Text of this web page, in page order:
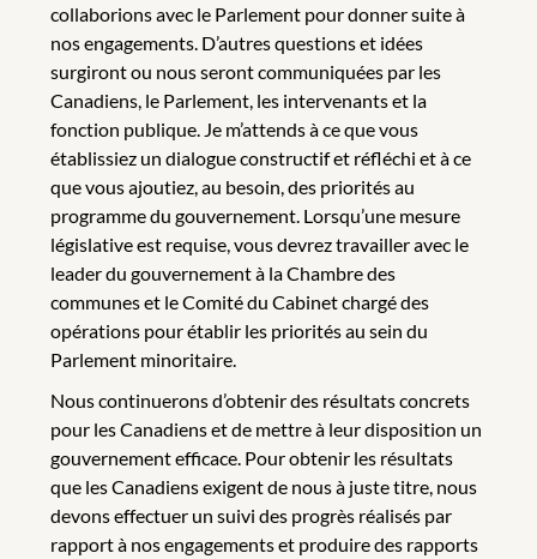
collaborions avec le Parlement pour donner suite à
nos engagements. D’autres questions et idées
surgiront ou nous seront communiquées par les
Canadiens, le Parlement, les intervenants et la
fonction publique. Je m’attends à ce que vous
établissiez un dialogue constructif et réfléchi et à ce
que vous ajoutiez, au besoin, des priorités au
programme du gouvernement. Lorsqu’une mesure
législative est requise, vous devrez travailler avec le
leader du gouvernement à la Chambre des
communes et le Comité du Cabinet chargé des
opérations pour établir les priorités au sein du
Parlement minoritaire.
Nous continuerons d’obtenir des résultats concrets
pour les Canadiens et de mettre à leur disposition un
gouvernement efficace. Pour obtenir les résultats
que les Canadiens exigent de nous à juste titre, nous
devons effectuer un suivi des progrès réalisés par
rapport à nos engagements et produire des rapports